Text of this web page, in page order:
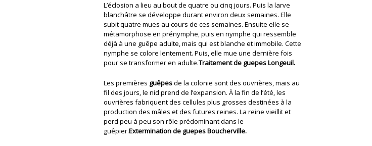
L’éclosion a lieu au bout de quatre ou cinq jours. Puis la larve
blanchâtre se développe durant environ deux semaines. Elle
subit quatre mues au cours de ces semaines. Ensuite elle se
métamorphose en prénymphe, puis en nymphe qui ressemble
déjà à une guêpe adulte, mais qui est blanche et immobile. Cette
nymphe se colore lentement. Puis, elle mue une dernière fois
pour se transformer en adulte.Traitement de guepes Longeuil.
Les premières guêpesde la colonie sont des ouvrières, mais au
fil des jours, le nid prend de l’expansion. À la fin de l’été, les
ouvrières fabriquent des cellules plus grosses destinées à la
production des mâles et des futures reines. La reine vieillit et
perd peu à peu son rôle prédominant dans le
guêpier.Extermination de guepes Boucherville.